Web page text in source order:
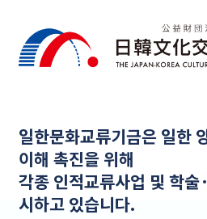
일한문화교류기금은 일한
이해 촉진을 위해
각종 인적교류사업 및 학
시하고 있습니다.